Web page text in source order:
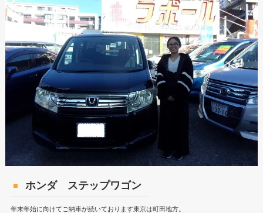
ホンダ ステップワゴン
年末年始に向けてご納車が続いております東京は町田地方。